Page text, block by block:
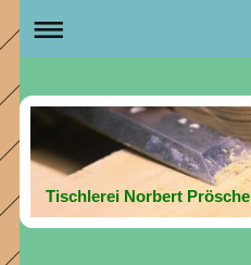
Tischlerei Norbert Pröschel